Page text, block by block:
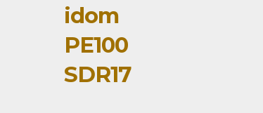
idom
PE100
SDR17